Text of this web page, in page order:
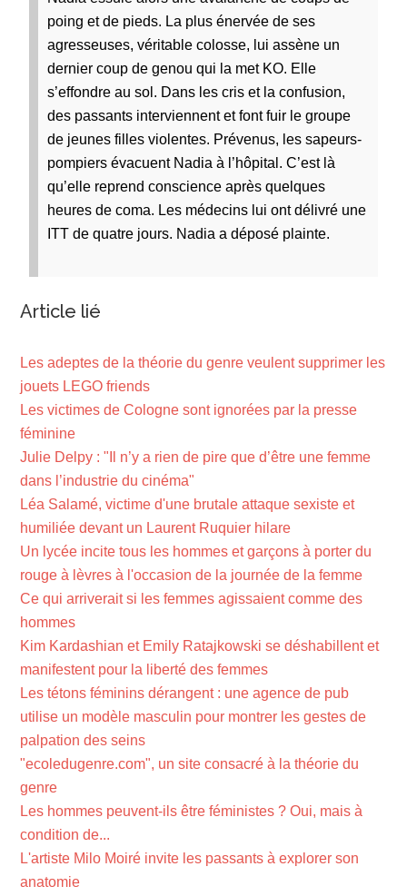
poing et de pieds. La plus énervée de ses
agresseuses, véritable colosse, lui assène un
dernier coup de genou qui la met KO. Elle
s’effondre au sol. Dans les cris et la confusion,
des passants interviennent et font fuir le groupe
de jeunes filles violentes. Prévenus, les sapeurs-
pompiers évacuent Nadia à l’hôpital. C’est là
qu’elle reprend conscience après quelques
heures de coma. Les médecins lui ont délivré une
ITT de quatre jours. Nadia a déposé plainte.
Article lié
Les adeptes de la théorie du genre veulent supprimer les
jouets LEGO friends
Les victimes de Cologne sont ignorées par la presse
féminine
Julie Delpy : "Il n’y a rien de pire que d’être une femme
dans l’industrie du cinéma"
Léa Salamé, victime d'une brutale attaque sexiste et
humiliée devant un Laurent Ruquier hilare
Un lycée incite tous les hommes et garçons à porter du
rouge à lèvres à l'occasion de la journée de la femme
Ce qui arriverait si les femmes agissaient comme des
hommes
Kim Kardashian et Emily Ratajkowski se déshabillent et
manifestent pour la liberté des femmes
Les tétons féminins dérangent : une agence de pub
utilise un modèle masculin pour montrer les gestes de
palpation des seins
"ecoledugenre.com", un site consacré à la théorie du
genre
Les hommes peuvent-ils être féministes ? Oui, mais à
condition de...
L'artiste Milo Moiré invite les passants à explorer son
anatomie